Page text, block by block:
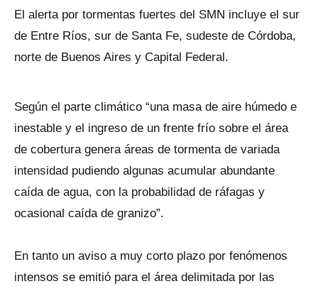
El alerta por tormentas fuertes del SMN incluye el sur
de Entre Ríos, sur de Santa Fe, sudeste de Córdoba,
norte de Buenos Aires y Capital Federal.
Según el parte climático “una masa de aire húmedo e
inestable y el ingreso de un frente frío sobre el área
de cobertura genera áreas de tormenta de variada
intensidad pudiendo algunas acumular abundante
caída de agua, con la probabilidad de ráfagas y
ocasional caída de granizo”.
En tanto un aviso a muy corto plazo por fenómenos
intensos se emitió para el área delimitada por las